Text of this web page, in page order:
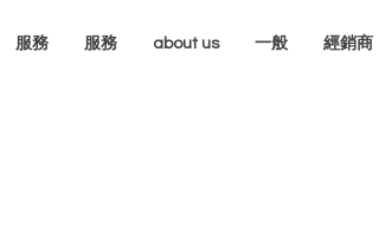
服務 服務 about us 一般 經銷商